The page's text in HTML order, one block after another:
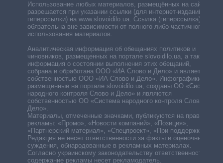
Использование любых материалов, размещённых на сайте,
разрешается при указании ссылки (для интернет-изданий —
гиперссылки) на www.slovoidilo.ua. Ссылка (гиперссылка)
обязательна вне зависимости от полного либо частичного
использования материалов.
Аналитическая информация об обещаниях политиков и
чиновников, размещенных на портале slovoidilo.ua, а также
информация о состоянии выполнения этих обещаний,
собрана и обработана ООО «ИА Слово и Дело» и является
собственностью ООО «ИА Слово и Дело». Инфографики,
размещенные на портале slovoidilo.ua, созданы ОО «Система
народного контроля Слово и Дело» и являются
собственностью ОО «Система народного контроля Слово и
Дело».
Материалы, отмеченные значками, публикуются на правах
рекламы: «Промо», «Новости компаний», «Позиция»,
«Партнерский материал», «Спецпроект», «При поддержке».
Редакция не несет ответственности за факты и оценочные
суждения, обнародованные в рекламных материалах.
Согласно украинскому законодательству ответственность за
содержание рекламы несет рекламодатель.